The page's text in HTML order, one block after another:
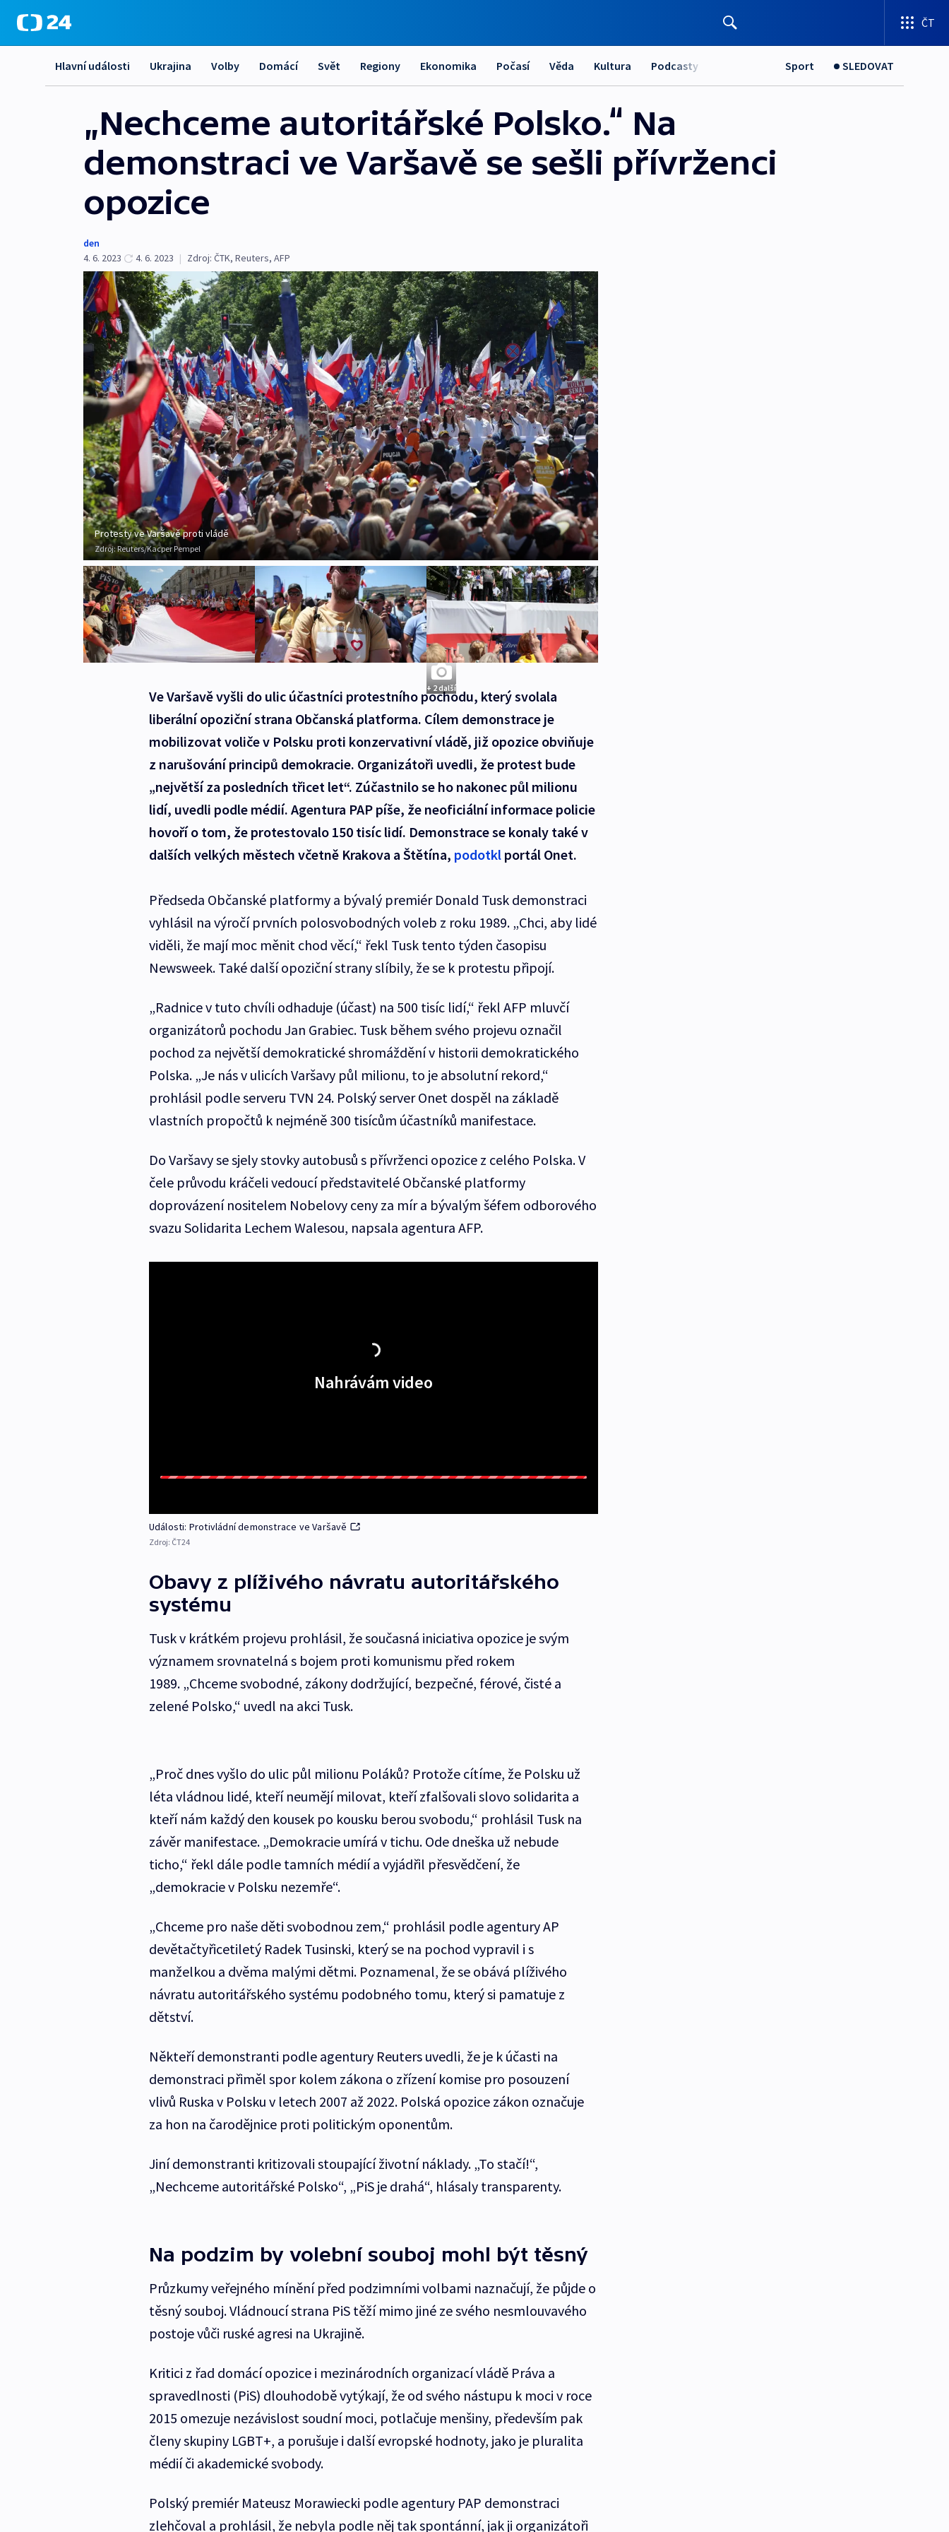
ČT
Hlavní události Ukrajina Volby Domácí Svět Regiony Ekonomika Počasí Věda Kultura Podcasty Sport SLEDOVAT
„Nechceme autoritářské Polsko.“ Na
demonstraci ve Varšavě se sešli přívrženci
opozice
den
4. 6. 2023
4. 6. 2023 | Zdroj: ČTK, Reuters, AFP
Protesty ve Varšavě proti vládě
Zdroj:Reuters/Kacper Pempel
+ 2 další
Ve Varšavě vyšli do ulic účastníci protestního pochodu, který svolala
liberální opoziční strana Občanská platforma. Cílem demonstrace je
mobilizovat voliče v Polsku proti konzervativní vládě, již opozice obviňuje
z narušování principů demokracie. Organizátoři uvedli, že protest bude
„největší za posledních třicet let“. Zúčastnilo se ho nakonec půl milionu
lidí, uvedli podle médií. Agentura PAP píše, že neoficiální informace policie
hovoří o tom, že protestovalo 150 tisíc lidí. Demonstrace se konaly také v
dalších velkých městech včetně Krakova a Štětína, podotklportál Onet.
Předseda Občanské platformy a bývalý premiér Donald Tusk demonstraci
vyhlásil na výročí prvních polosvobodných voleb z roku 1989. „Chci, aby lidé
viděli, že mají moc měnit chod věcí,“ řekl Tusk tento týden časopisu
Newsweek. Také další opoziční strany slíbily, že se k protestu připojí.
„Radnice v tuto chvíli odhaduje (účast) na 500 tisíc lidí,“ řekl AFP mluvčí
organizátorů pochodu Jan Grabiec. Tusk během svého projevu označil
pochod za největší demokratické shromáždění v historii demokratického
Polska. „Je nás v ulicích Varšavy půl milionu, to je absolutní rekord,“
prohlásil podle serveru TVN 24. Polský server Onet dospěl na základě
vlastních propočtů k nejméně 300 tisícům účastníků manifestace.
Do Varšavy se sjely stovky autobusů s přívrženci opozice z celého Polska. V
čele průvodu kráčeli vedoucí představitelé Občanské platformy
doprovázení nositelem Nobelovy ceny za mír a bývalým šéfem odborového
svazu Solidarita Lechem Walesou, napsala agentura AFP.
Nahrávám video
Události: Protivládní demonstrace ve Varšavě
Zdroj: ČT24
Obavy z plíživého návratu autoritářského
systému
Tusk v krátkém projevu prohlásil, že současná iniciativa opozice je svým
významem srovnatelná s bojem proti komunismu před rokem
1989. „Chceme svobodné, zákony dodržující, bezpečné, férové, čisté a
zelené Polsko,“ uvedl na akci Tusk.
„Proč dnes vyšlo do ulic půl milionu Poláků? Protože cítíme, že Polsku už
léta vládnou lidé, kteří neumějí milovat, kteří zfalšovali slovo solidarita a
kteří nám každý den kousek po kousku berou svobodu,“ prohlásil Tusk na
závěr manifestace. „Demokracie umírá v tichu. Ode dneška už nebude
ticho,“ řekl dále podle tamních médií a vyjádřil přesvědčení, že
„demokracie v Polsku nezemře“.
„Chceme pro naše děti svobodnou zem,“ prohlásil podle agentury AP
devětačtyřicetiletý Radek Tusinski, který se na pochod vypravil i s
manželkou a dvěma malými dětmi. Poznamenal, že se obává plíživého
návratu autoritářského systému podobného tomu, který si pamatuje z
dětství.
Někteří demonstranti podle agentury Reuters uvedli, že je k účasti na
demonstraci přiměl spor kolem zákona o zřízení komise pro posouzení
vlivů Ruska v Polsku v letech 2007 až 2022. Polská opozice zákon označuje
za hon na čarodějnice proti politickým oponentům.
Jiní demonstranti kritizovali stoupající životní náklady. „To stačí!“,
„Nechceme autoritářské Polsko“, „PiS je drahá“, hlásaly transparenty.
Na podzim by volební souboj mohl být těsný
Průzkumy veřejného mínění před podzimními volbami naznačují, že půjde o
těsný souboj. Vládnoucí strana PiS těží mimo jiné ze svého nesmlouvavého
postoje vůči ruské agresi na Ukrajině.
Kritici z řad domácí opozice i mezinárodních organizací vládě Práva a
spravedlnosti (PiS) dlouhodobě vytýkají, že od svého nástupu k moci v roce
2015 omezuje nezávislost soudní moci, potlačuje menšiny, především pak
členy skupiny LGBT+, a porušuje i další evropské hodnoty, jako je pluralita
médií či akademické svobody.
Polský premiér Mateusz Morawiecki podle agentury PAP demonstraci
zlehčoval a prohlásil, že nebyla podle něj tak spontánní, jak ji organizátoři